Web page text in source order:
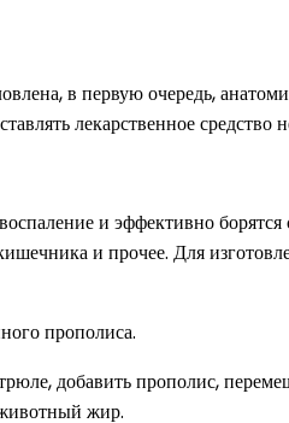
в первую очередь,
лекарственное средство
и эффективно
и прочее. Для
прополиса.
добавить прополис,
жир.